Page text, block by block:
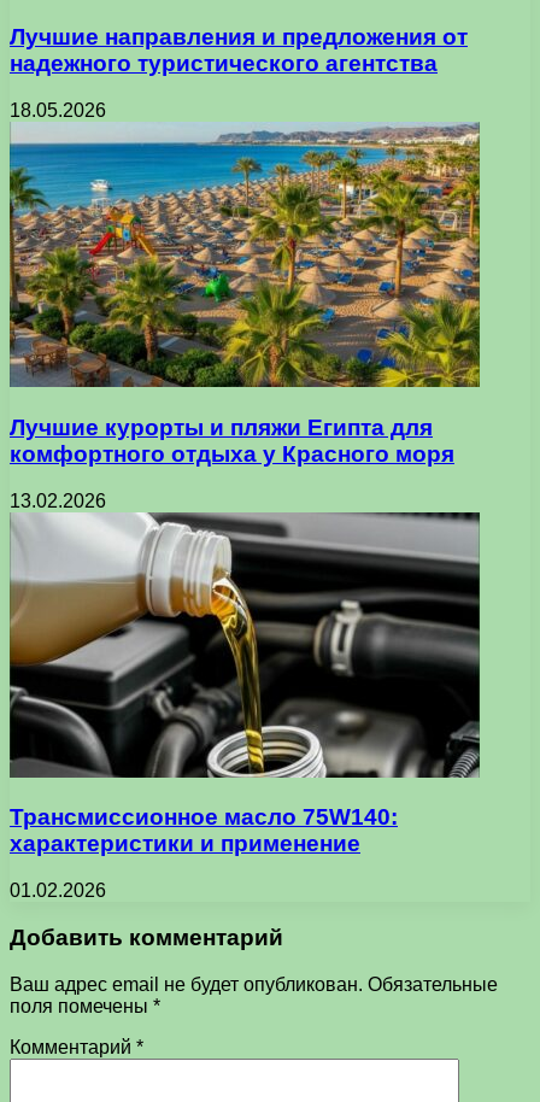
Лучшие направления и предложения от
надежного туристического агентства
18.05.2026
Лучшие курорты и пляжи Египта для
комфортного отдыха у Красного моря
13.02.2026
Трансмиссионное масло 75W140:
характеристики и применение
01.02.2026
Добавить комментарий
Ваш адрес email не будет опубликован. Обязательные
поля помечены *
Комментарий *